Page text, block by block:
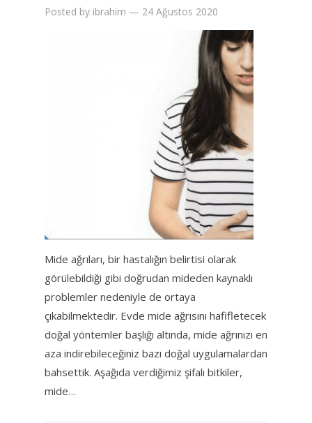
Posted by ibrahim — 24 Ağustos 2020
Mide ağrıları, bir hastalığın belirtisi olarak
görülebildiği gibi doğrudan mideden kaynaklı
problemler nedeniyle de ortaya
çıkabilmektedir. Evde mide ağrısını hafifletecek
doğal yöntemler başlığı altında, mide ağrınızı en
aza indirebileceğiniz bazı doğal uygulamalardan
bahsettik. Aşağıda verdiğimiz şifalı bitkiler,
mide…